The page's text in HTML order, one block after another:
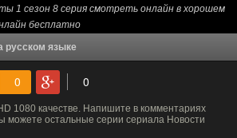
1 сезон 8 серия смотреть онлайн в хорошем
бесплатно
русском языке
1080 качестве. Напишите в комментариях
можете остальные серии сериала Новости